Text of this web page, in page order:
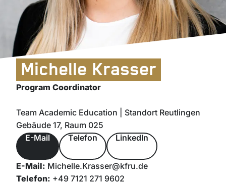
Michelle Krasser
Program Coordinator
Team Academic Education | Standort Reutlingen
Gebäude 17, Raum 025
E-Mail
Telefon LinkedIn
E-Mail: Michelle.Krasser@kfru.de
Telefon: +49 7121 271 9602